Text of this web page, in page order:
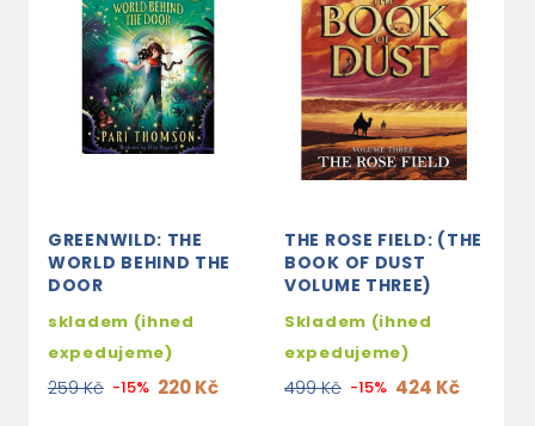
GREENWILD: THE
WORLD BEHIND THE
DOOR
skladem (ihned
expedujeme)
259 Kč -15% 220 Kč
THE ROSE FIELD: (THE
BOOK OF DUST
VOLUME THREE)
Skladem (ihned
expedujeme)
499 Kč -15% 424 Kč